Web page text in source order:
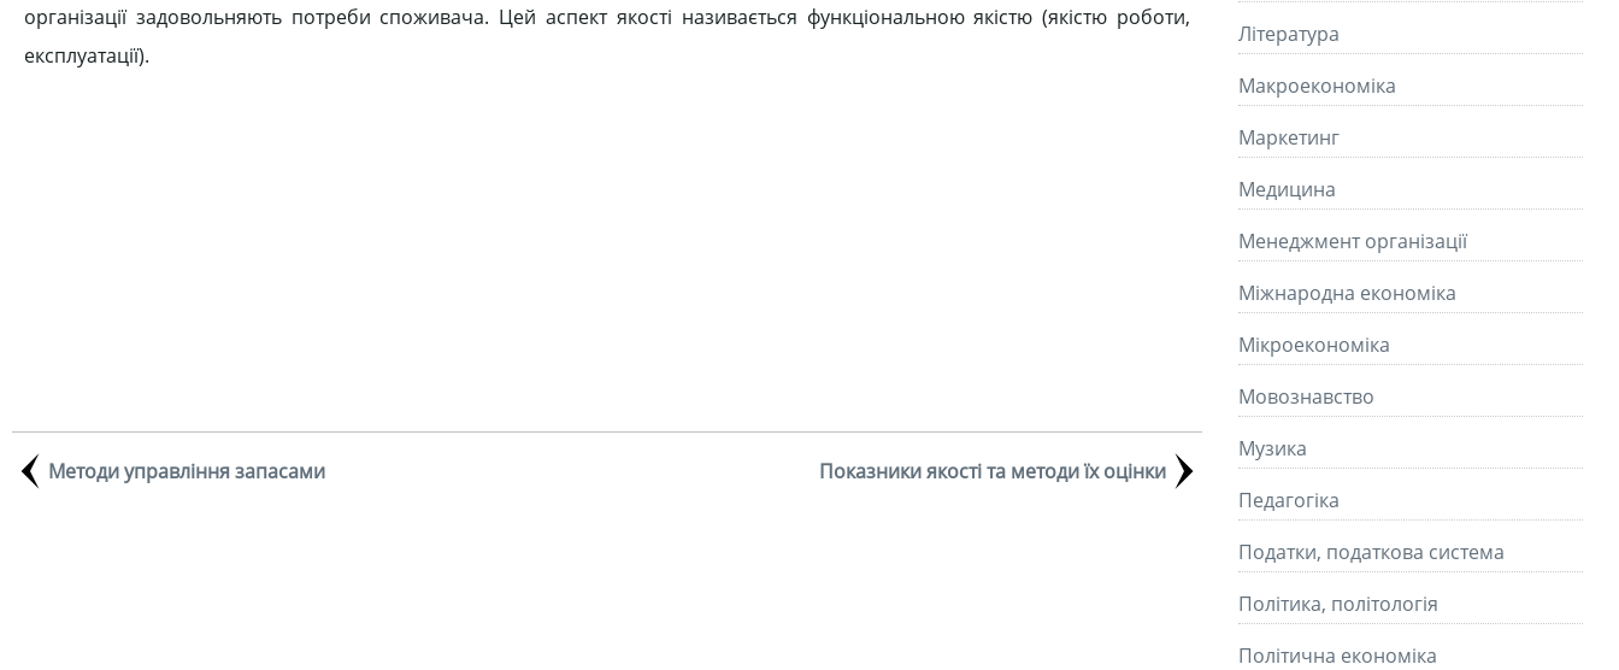
організації задовольняють потреби споживача. Цей аспект якості називається функціональною якістю (якістю роботи,
експлуатації).
Методи управління запасами Показники якості та методи їх оцінки
Літературa
Макроекономіка
Маркетинг
Медицина
Менеджмент організації
Міжнародна економіка
Мікроекономіка
Мовознавство
Музика
Педагогіка
Податки, податкова система
Політика, політологія
Політична економіка